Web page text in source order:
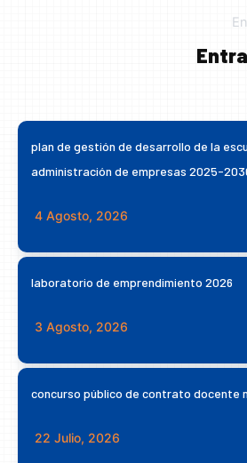
plan de gestión de desarrollo de la
administración de empresas 2025-
4 Agosto, 2026
laboratorio de emprendimiento 2026
3 Agosto, 2026
concurso público de contrato docente
22 Julio, 2026